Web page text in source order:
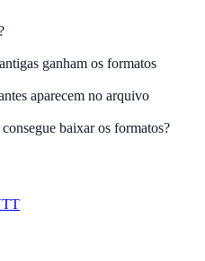
ganham os formatos
aparecem no arquivo
baixar os formatos?